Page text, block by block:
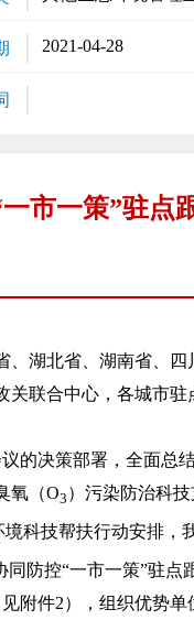
2021-04-28
市一策”驻点
湖北省、湖南省、
关联合中心，各城市
决策部署，全面总
氧（O3 ）污染防治科
科技帮扶行动安排，
防控“一市一策”驻点
附件2），组织优势